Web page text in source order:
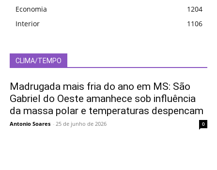
Economia
1204
Interior
1106
CLIMA/TEMPO
Madrugada mais fria do ano em MS: São
Gabriel do Oeste amanhece sob influência
da massa polar e temperaturas despencam
Antonio Soares - 25 de junho de 2026 0